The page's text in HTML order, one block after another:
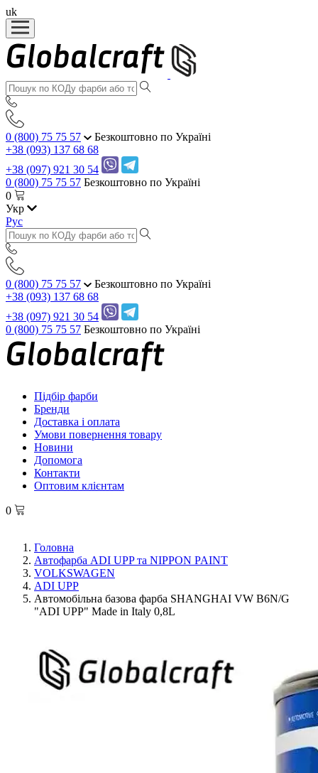
uk
0 (800) 75 75 57
Безкоштовно по Україні
+38 (093) 137 68 68
+38 (097) 921 30 54
0 (800) 75 75 57 Безкоштовно по Україні
0
Укр
Рус
0 (800) 75 75 57
Безкоштовно по Україні
+38 (093) 137 68 68
+38 (097) 921 30 54
0 (800) 75 75 57 Безкоштовно по Україні
Підбір фарби
Бренди
Доставка і оплата
Умови повернення товару
Новини
Допомога
Контакти
Оптовим клієнтам
0
Головна
Автофарба ADI UPP та NIPPON PAINT
VOLKSWAGEN
ADI UPP
Автомобільна базова фарба SHANGHAI VW B6N/G
"ADI UPP" Made in Italy 0,8L